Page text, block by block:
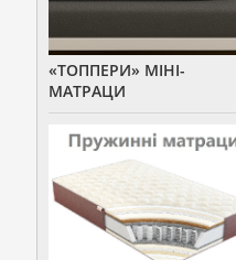
«ТОППЕРИ» МІНІ-
МАТРАЦИ